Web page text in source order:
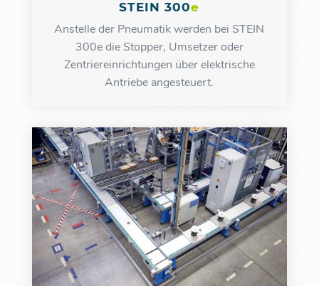
STEIN 300e
Anstelle der Pneumatik werden bei STEIN
300e die Stopper, Umsetzer oder
Zentriereinrichtungen über elektrische
Antriebe angesteuert.